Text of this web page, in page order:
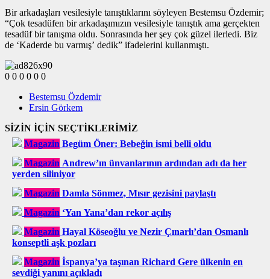
Bir arkadaşları vesilesiyle tanıştıklarını söyleyen Bestemsu Özdemir;
“Çok tesadüfen bir arkadaşımızın vesilesiyle tanıştık ama gerçekten
tesadüf bir tanışma oldu. Sonrasında her şey çok güzel ilerledi. Biz
de ‘Kaderde bu varmış’ dedik” ifadelerini kullanmıştı.
0 0 0 0 0 0
Bestemsu Özdemir
Ersin Görkem
SİZİN İÇİN SEÇTİKLERİMİZ
Magazin Begüm Öner: Bebeğin ismi belli oldu
Magazin Andrew’ın ünvanlarının ardından adı da her
yerden siliniyor
Magazin Damla Sönmez, Mısır gezisini paylaştı
Magazin ‘Yan Yana’dan rekor açılış
Magazin Hayal Köseoğlu ve Nezir Çınarlı’dan Osmanlı
konseptli aşk pozları
Magazin İspanya’ya taşınan Richard Gere ülkenin en
sevdiği yanını açıkladı